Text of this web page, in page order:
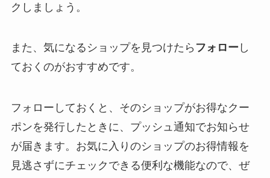
クしましょう。
また、気になるショップを見つけたら フォロー し
ておくのがおすすめです。
フォローしておくと、そのショップがお得なクー
ポンを発行したときに、プッシュ通知でお知らせ
が届きます。お気に入りのショップのお得情報を
見逃さずにチェックできる便利な機能なので、ぜ